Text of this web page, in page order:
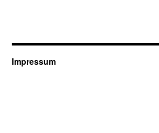
Impressum